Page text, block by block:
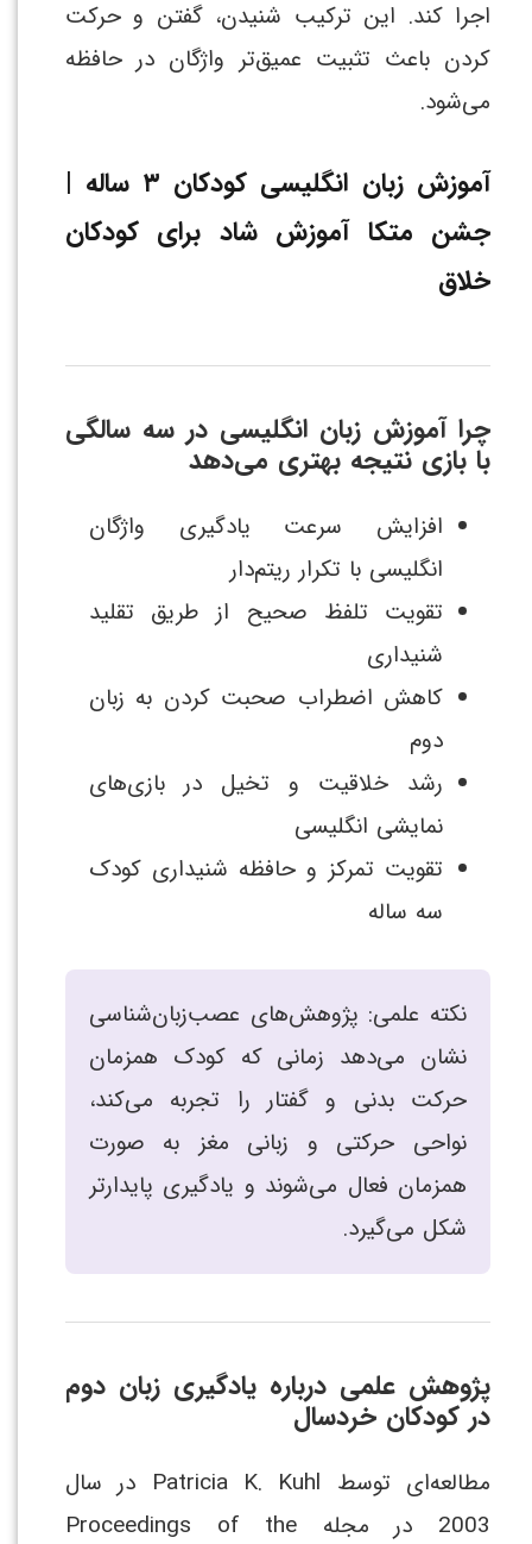
اجرا کند. این ترکیب شنیدن، گفتن و حرکت
کردن باعث تثبیت عمیق‌تر واژگان در حافظه
می‌شود.
آموزش زبان انگلیسی کودکان ۳ ساله |
جشن متکا آموزش شاد برای کودکان
خلاق
چرا آموزش زبان انگلیسی در سه سالگی
با بازی نتیجه بهتری می‌دهد
افزایش سرعت یادگیری واژگان
انگلیسی با تکرار ریتم‌دار
تقویت تلفظ صحیح از طریق تقلید
شنیداری
کاهش اضطراب صحبت کردن به زبان
دوم
رشد خلاقیت و تخیل در بازی‌های
نمایشی انگلیسی
تقویت تمرکز و حافظه شنیداری کودک
سه ساله
نکته علمی: پژوهش‌های عصب‌زبان‌شناسی
نشان می‌دهد زمانی که کودک همزمان
حرکت بدنی و گفتار را تجربه می‌کند،
نواحی حرکتی و زبانی مغز به صورت
همزمان فعال می‌شوند و یادگیری پایدارتر
شکل می‌گیرد.
پژوهش علمی درباره یادگیری زبان دوم
در کودکان خردسال
مطالعه‌ای توسط Patricia K. Kuhl در سال
2003 در مجله Proceedings of the